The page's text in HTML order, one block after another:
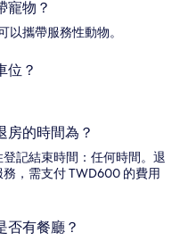
寵物？
攜帶服務性動物。
位？
房的時間為？
記結束時間：任何時間。退
，需支付 TWD600 的費用
否有餐廳？